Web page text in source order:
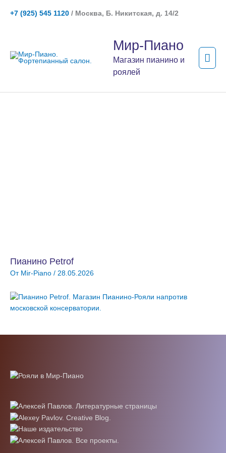
+7 (925) 545 1120 / Москва, Б. Никитская, д. 14/2
Мир-Пиано
Магазин пианино и
роялей
Пианино Petrof
От Mir-Piano / 28.05.2026